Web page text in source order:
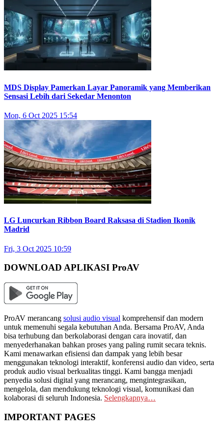
MDS Display Pamerkan Layar Panoramik yang Memberikan
Sensasi Lebih dari Sekedar Menonton
Mon, 6 Oct 2025 15:54
LG Luncurkan Ribbon Board Raksasa di Stadion Ikonik
Madrid
Fri, 3 Oct 2025 10:59
DOWNLOAD APLIKASI ProAV
ProAV merancang solusi audio visual komprehensif dan modern
untuk memenuhi segala kebutuhan Anda. Bersama ProAV, Anda
bisa terhubung dan berkolaborasi dengan cara inovatif, dan
menyederhanakan bahkan proses yang paling rumit secara teknis.
Kami menawarkan efisiensi dan dampak yang lebih besar
menggunakan teknologi interaktif, konferensi audio dan video, serta
produk audio visual berkualitas tinggi. Kami bangga menjadi
penyedia solusi digital yang merancang, mengintegrasikan,
mengelola, dan mendukung teknologi visual, komunikasi dan
kolaborasi di seluruh Indonesia. Selengkapnya…
IMPORTANT PAGES